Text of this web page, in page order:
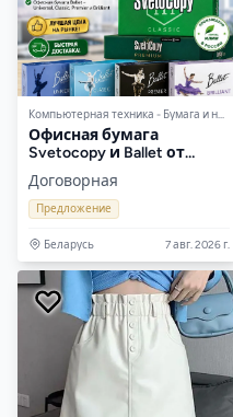
Компьютерная техника - Бумага и носители
Офисная бумага
Svetocopy и Ballet от
Договорная
Предложение
Беларусь 7 авг. 2026 г.